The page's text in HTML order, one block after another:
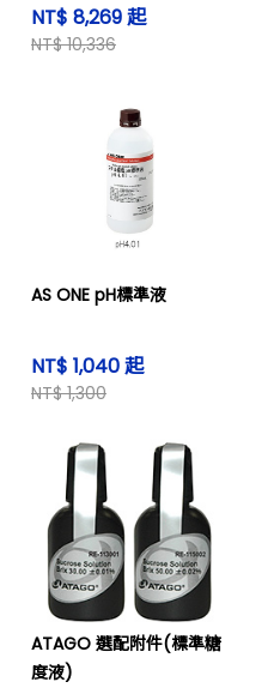
勢曲線pH meter
NT$ 8,269 起
NT$ 10,336
AS ONE pH標準液
NT$ 1,040 起
NT$ 1,300
ATAGO 選配附件(標準糖
度液)